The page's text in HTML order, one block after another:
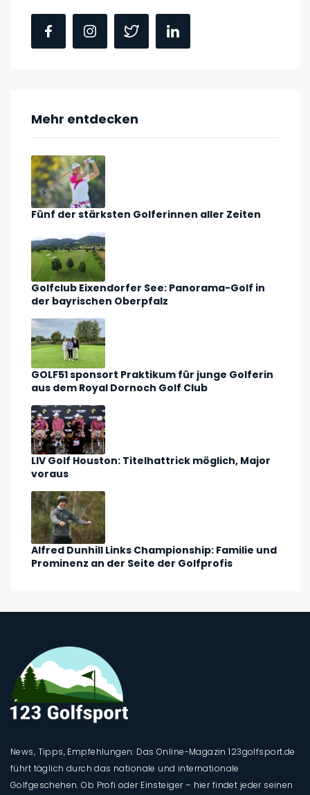
Mehr entdecken
Fünf der stärksten Golferinnen aller Zeiten
Golfclub Eixendorfer See: Panorama-Golf in
der bayrischen Oberpfalz
GOLF51 sponsort Praktikum für junge Golferin
aus dem Royal Dornoch Golf Club
LIV Golf Houston: Titelhattrick möglich, Major
voraus
Alfred Dunhill Links Championship: Familie und
Prominenz an der Seite der Golfprofis
News, Tipps, Empfehlungen: Das Online-Magazin 123golfsport.de
führt täglich durch das nationale und internationale
Golfgeschehen. Ob Profi oder Einsteiger – hier findet jeder seinen